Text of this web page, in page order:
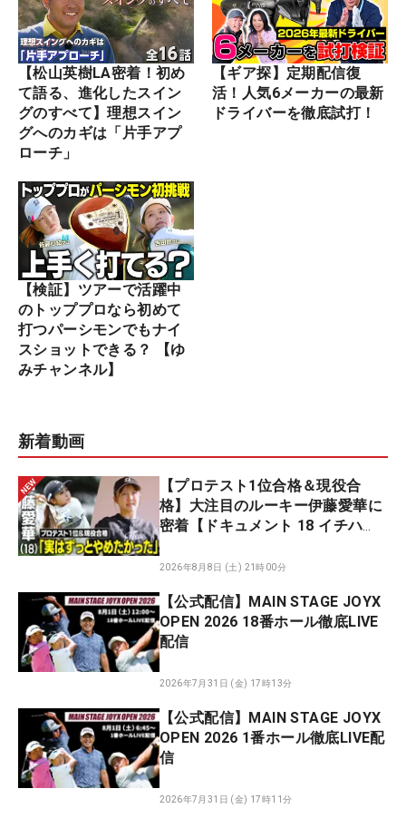
【松山英樹LA密着！初め
て語る、進化したスイン
グのすべて】理想スイン
グへのカギは「片手アプ
ローチ」
【ギア探】定期配信復
活！人気6メーカーの最新
ドライバーを徹底試打！
【検証】ツアーで活躍中
のトッププロなら初めて
打つパーシモンでもナイ
スショットできる？ 【ゆ
みチャンネル】
新着動画
【プロテスト1位合格＆現役合
格】大注目のルーキー伊藤愛華に
密着【ドキュメント 18 イチハ
2026年8月8日 (土) 21時00分
【公式配信】MAIN STAGE JOYX
OPEN 2026 18番ホール徹底LIVE
配信
2026年7月31日 (金) 17時13分
【公式配信】MAIN STAGE JOYX
OPEN 2026 1番ホール徹底LIVE配
信
2026年7月31日 (金) 17時11分